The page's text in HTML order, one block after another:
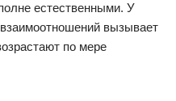
естественными. У
вызывает
по мере